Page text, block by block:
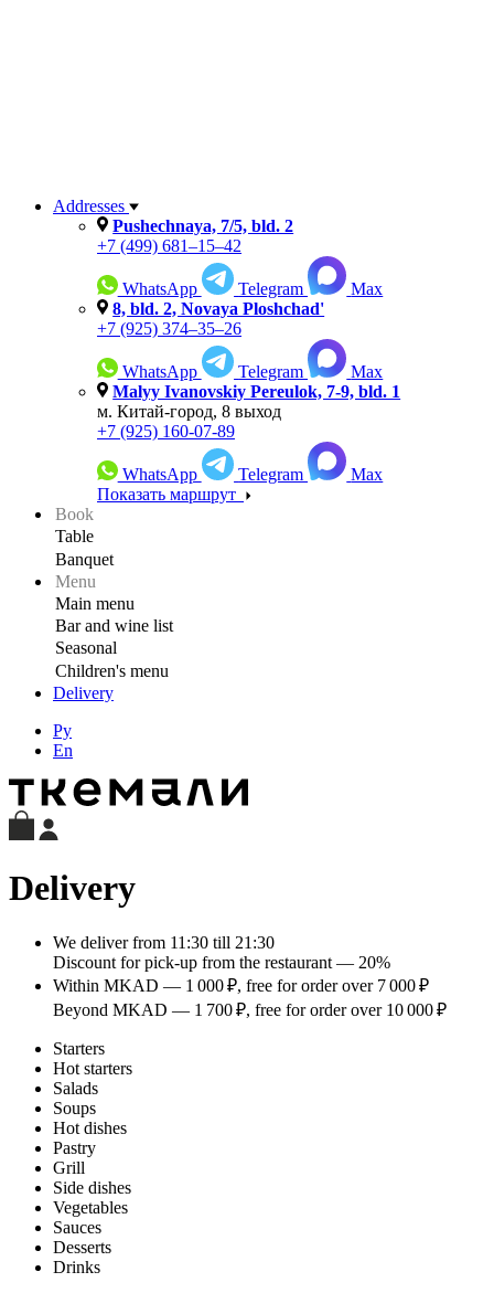
Addresses
Pushechnaya, 7/5, bld. 2
+7 (499) 681–15–42
WhatsApp Telegram
Max
8, bld. 2, Novaya Ploshchad'
+7 (925) 374–35–26
WhatsApp Telegram
Max
Malyy Ivanovskiy Pereulok, 7-9, bld. 1
м. Китай-город, 8 выход
+7 (925) 160-07-89
WhatsApp Telegram
Max
Показать маршрут
Delivery
Ру
En
Delivery
We deliverfrom 11:30 till 21:30
Discount for pick-up from the restaurant — 20%
Within MKAD — 1 000 ₽, free for order over 7 000 ₽
Beyond MKAD — 1 700 ₽, free for order over 10 000 ₽
Starters
Hot starters
Salads
Soups
Hot dishes
Pastry
Grill
Side dishes
Vegetables
Sauces
Desserts
Drinks